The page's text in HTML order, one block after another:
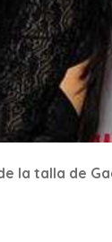
la talla de